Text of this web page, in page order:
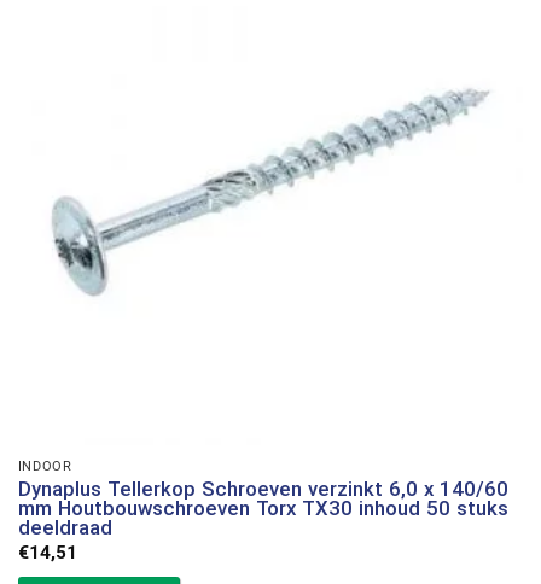
INDOOR
Dynaplus Tellerkop Schroeven verzinkt 6,0 x 140/60
mm Houtbouwschroeven Torx TX30 inhoud 50 stuks
deeldraad
€14,51